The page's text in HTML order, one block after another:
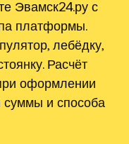
Эвамск24.ру с
платформы.
лебёдку,
Расчёт
оформлении
суммы и способа